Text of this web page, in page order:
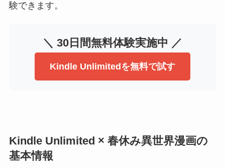
験できます。
＼ 30日間無料体験実施中 ／
Kindle Unlimitedを無料で試す
Kindle Unlimited × 春休み異世界漫画の
基本情報